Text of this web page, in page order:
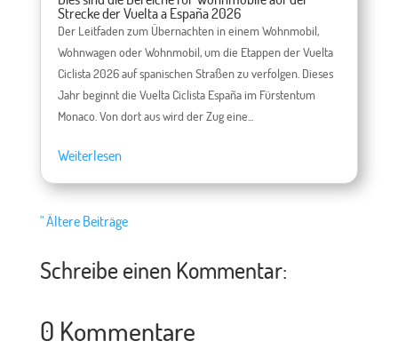
Strecke der Vuelta a España 2026
Der Leitfaden zum Übernachten in einem Wohnmobil,
Wohnwagen oder Wohnmobil, um die Etappen der Vuelta
Ciclista 2026 auf spanischen Straßen zu verfolgen. Dieses
Jahr beginnt die Vuelta Ciclista España im Fürstentum
Monaco. Von dort aus wird der Zug eine...
Weiterlesen
" Ältere Beiträge
Schreibe einen Kommentar:
0 Kommentare